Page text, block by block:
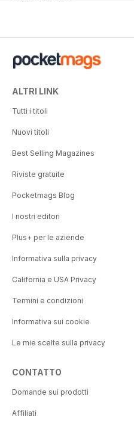
ALTRI LINK
Tutti i titoli
Nuovi titoli
Best Selling Magazines
Riviste gratuite
Pocketmags Blog
I nostri editori
Plus+ per le aziende
Informativa sulla privacy
California e USA Privacy
Termini e condizioni
Informativa sui cookie
Le mie scelte sulla privacy
CONTATTO
Domande sui prodotti
Affiliati